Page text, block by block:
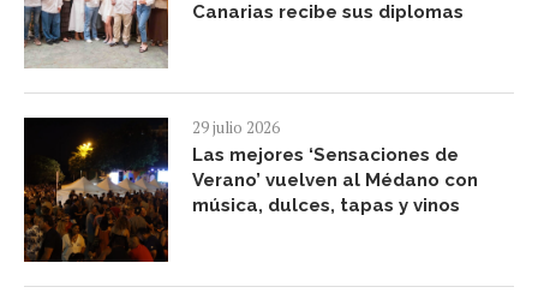
Canarias recibe sus diplomas
29 julio 2026
Las mejores ‘Sensaciones de
Verano’ vuelven al Médano con
música, dulces, tapas y vinos